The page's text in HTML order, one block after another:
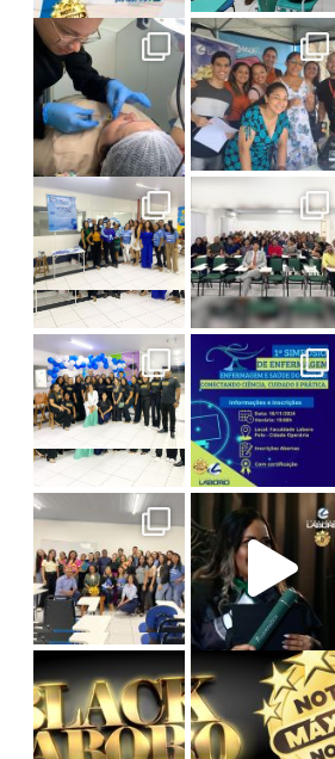
Final de semana de muito aprendizado na Pós-
Psicologia em Ação: Novembro Azul na Laboro
I Seminário de Enfermagem
Com o
1º Simpósio de Enfermagem
Um evento
Na última edição da série Entrelaços de S
#TBT da Colação de Grau
Reviver
Cursos de Graduação: até 75% OFF
Pós-Graduação: até 55% OFF
Avanc